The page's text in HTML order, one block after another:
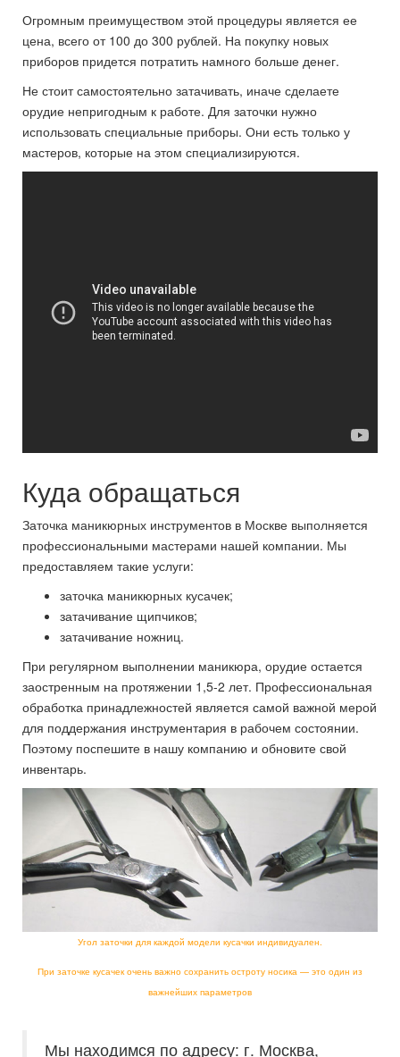
Огромным преимуществом этой процедуры является ее
цена, всего от 100 до 300 рублей. На покупку новых
приборов придется потратить намного больше денег.
Не стоит самостоятельно затачивать, иначе сделаете
орудие непригодным к работе. Для заточки нужно
использовать специальные приборы. Они есть только у
мастеров, которые на этом специализируются.
Куда обращаться
Заточка маникюрных инструментов в Москве выполняется
профессиональными мастерами нашей компании. Мы
предоставляем такие услуги:
заточка маникюрных кусачек;
затачивание щипчиков;
затачивание ножниц.
При регулярном выполнении маникюра, орудие остается
заостренным на протяжении 1,5-2 лет. Профессиональная
обработка принадлежностей является самой важной мерой
для поддержания инструментария в рабочем состоянии.
Поэтому поспешите в нашу компанию и обновите свой
инвентарь.
Угол заточки для каждой модели кусачки индивидуален.
При заточке кусачек очень важно сохранить остроту носика — это один из
важнейших параметров
Мы находимся по адресу: г. Москва,